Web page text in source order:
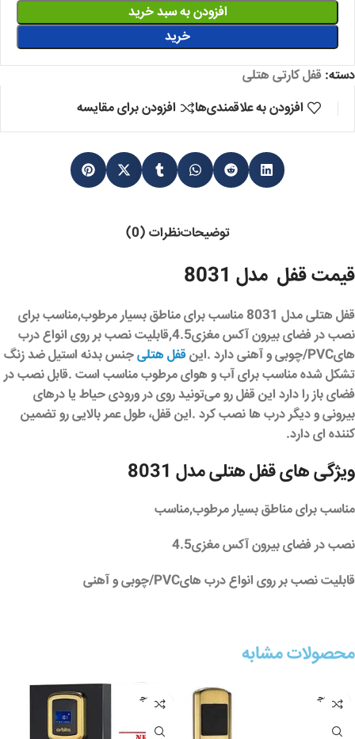
افزودن به سبد خرید
خرید
دسته: قفل کارتی هتلی
افزودن به علاقمندی‌ها
افزودن برای مقایسه
توضیحاتنظرات (0)
قیمت قفل مدل 8031
قفل هتلی مدل 8031
مناسب برای مناطق بسیار مرطوب,مناسب برای
نصب در فضای بیرون آکس مغزی4.5,قابلیت نصب بر روی انواع درب
هایPVC/چوبی و آهنی دارد .این
قفل هتلیجنس بدنه استیل ضد زنگ
تشکل شده مناسب برای آب و هوای مرطوب مناسب است .قابل نصب در
فضای باز را دارد این قفل رو می‌تونید روی در ورودی حیاط یا درهای
بیرونی و دیگر درب ها نصب کرد .این قفل، طول عمر بالایی رو تضمین
کننده ای دارد.
ویژگی های قفل هتلی مدل 8031
مناسب برای مناطق بسیار مرطوب,مناسب
نصب در فضای بیرون آکس مغزی4.5
قابلیت نصب بر روی انواع درب هایPVC/چوبی و آهنی
محصولات مشابه
عدم موج
ودی
عدم موج
ودی